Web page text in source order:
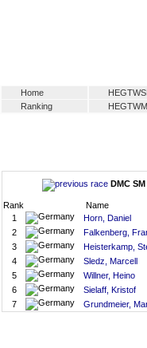
Home
Ranking
DMC
Rank
Name
1
Horn, Daniel
2
Falkenberg,
3
Heisterkamp,
4
Sledz, Marcell
5
Willner, Heino
6
Sielaff, Kristof
7
Grundmeier,